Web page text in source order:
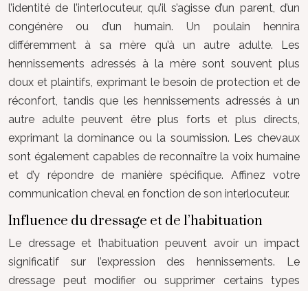
l’identité de l’interlocuteur, qu’il s’agisse d’un parent, d’un
congénère ou d’un humain. Un poulain hennira
différemment à sa mère qu’à un autre adulte. Les
hennissements adressés à la mère sont souvent plus
doux et plaintifs, exprimant le besoin de protection et de
réconfort, tandis que les hennissements adressés à un
autre adulte peuvent être plus forts et plus directs,
exprimant la dominance ou la soumission. Les chevaux
sont également capables de reconnaître la voix humaine
et d’y répondre de manière spécifique. Affinez votre
communication cheval en fonction de son interlocuteur.
Influence du dressage et de l’habituation
Le dressage et l’habituation peuvent avoir un impact
significatif sur l’expression des hennissements. Le
dressage peut modifier ou supprimer certains types